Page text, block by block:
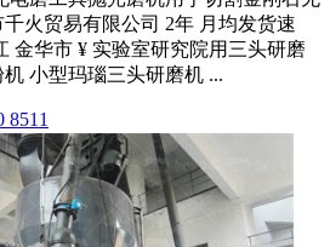
火贸易有限公司 2年 月均发货速
金华市 ¥ 实验室研究院用三头研磨
小型玛瑙三头研磨机 ...
8511